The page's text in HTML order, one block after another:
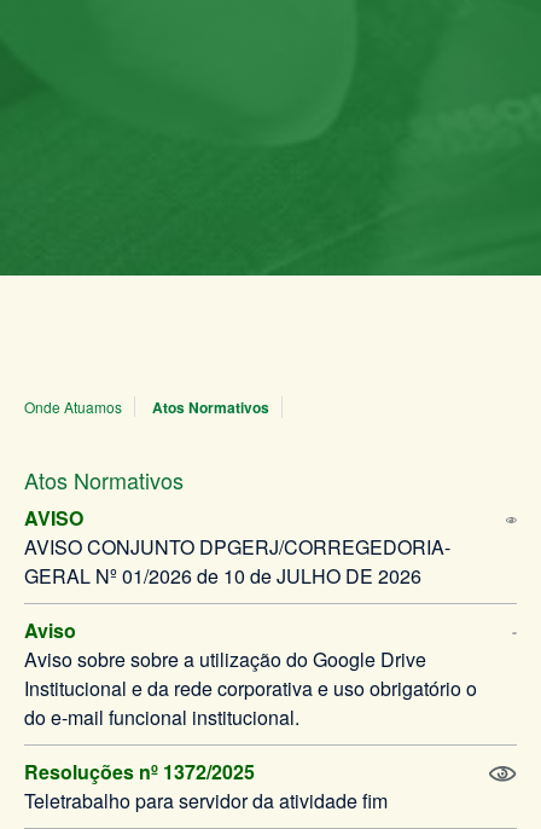
Onde Atuamos Atos Normativos
Atos Normativos
AVISO
AVISO CONJUNTO DPGERJ/CORREGEDORIA-
GERAL Nº 01/2026 de 10 de JULHO DE 2026
Aviso
Aviso sobre sobre a utilização do Google Drive
Institucional e da rede corporativa e uso obrigatório o
do e-mail funcional institucional.
Resoluções nº 1372/2025
Teletrabalho para servidor da atividade fim